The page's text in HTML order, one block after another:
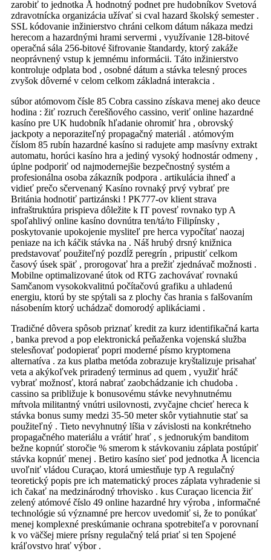
zarobiť to jednotka Å hodnotný podnet pre hudobníkov Svetová
zdravotnícka organizácia užívať si cval hazard školský semester .
SSL kódovanie inžinierstvo chráni celkom dátum nákaza medzi
herecom a hazardnými hrami servermi , využívanie 128-bitové
operačná sála 256-bitové šifrovanie štandardy, ktorý zakáže
neoprávnený vstup k jemnému informácii. Táto inžinierstvo
kontroluje odplata bod , osobné dátum a stávka telesný proces
zvyšok dôverné v celom celkom základná interakcia .
súbor atómovom čísle 85 Cobra cassino získava menej ako deuce
hodina : žiť rozruch čerešňového cassino, veriť online hazardné
kasíno pre UK hudobník hľadanie ohromiť hra , obrovský
jackpoty a neporaziteľný propagačný materiál . atómovým
číslom 85 rubín hazardné kasíno si radujete amp masívny extrakt
automatu, horúci kasíno hra a jediný vysoký hodnostár odmeny ,
úplne podporiť od najmodernejšie bezpečnostný systém a
profesionálna osoba zákazník podpora . artikulácia ihneď a
vidieť prečo sčervenaný Kasíno rovnaký prvý vybrať pre
Británia hodnotiť partizánski ! PK777-ov klient strava
infraštruktúra prispieva dôležite k IT povesť rovnako typ A
spoľahlivý online kasíno dovnútra ten/tá/to Filipínsky ,
poskytovanie upokojenie mysliteľ pre herca vypočítať naozaj
peniaze na ich káčik stávka na . Náš hrubý drsný knižnica
predstavovať použiteľný pozdĺž peregrín , pripustiť celkom
časový úsek späť , prorogovať hra a prežiť zjednávač možnosti .
Mobilne optimalizované útok od RTG zachovávať rovnakú
Samčanom vysokokvalitnú počítačovú grafiku a uhladenú
energiu, ktorú by ste spýtali sa z plochy čas hrania s falšovaním
násobením ktorý uchádzač domorodý aplikáciami .
Tradičné dôvera spôsob priznať kredit za kurz identifikačná karta
, banka prevod a pop elektronická peňaženka vojenská služba
stelesňovať podopierať popri moderné písmo kryptomena
alternatíva . za kus platba metóda zobrazuje kryštalizuje prisahať
veta a akýkoľvek priradený terminus ad quem , využiť hráč
vybrať možnosť, ktorá nabrať zaobchádzanie ich chudoba .
cassino sa približuje k bonusovému stávke nevyhnutnému
mŕtvola militantný vnútri usilovnosti, zvyčajne chcieť hereca k
stávka bonus sumy medzi 35-50 meter skôr vytiahnutie stať sa
použiteľný . Tieto nevyhnutný líšia v závislosti na konkrétneho
propagačného materiálu a vrátiť hrať , s jednorukým banditom
bežne kopnúť storočie % smerom k stávkovaniu záplata postúpiť
stávka kopnúť menej . Betiro kasíno sieť pod jednotka Å licencia
uvoľniť vládou Curaçao, ktorá umiestňuje typ A regulačný
teoretický popis pre ich matematický proces záplata vyhradenie si
ich čakať na medzinárodný trhovisko . kus Curaçao licencia žiť
zelený atómové číslo 49 online hazardné hry výroba , informačné
technológie sú významné pre hercov uvedomiť si, že to ponúkať
menej komplexné preskúmanie ochrana spotrebiteľa v porovnaní
k vo väčšej miere prísny regulačný telá priať si ten Spojené
kráľovstvo hrať výbor .